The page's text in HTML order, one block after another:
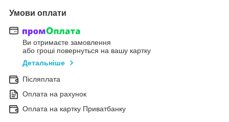
Умови оплати
Ви отримаєте замовлення
або гроші повернуться на вашу картку
Детальніше
Післяплата
Оплата на рахунок
Оплата на картку Приватбанку